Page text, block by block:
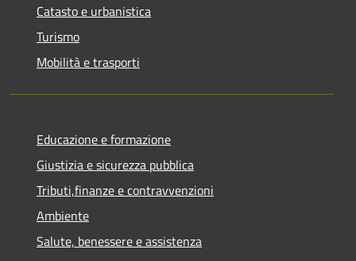
Catasto e urbanistica
Turismo
Mobilità e trasporti
Educazione e formazione
Giustizia e sicurezza pubblica
Tributi,finanze e contravvenzioni
Ambiente
Salute, benessere e assistenza